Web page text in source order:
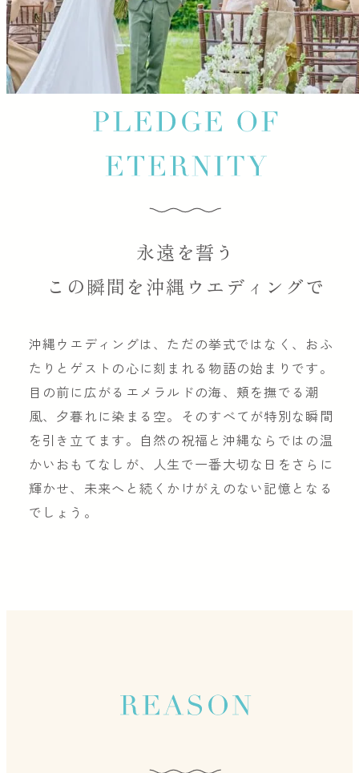
永遠を誓う
この瞬間を沖縄ウエディングで
沖縄ウエディングは、ただの挙式ではなく、おふ
たりとゲストの心に刻まれる物語の始まりです。
目の前に広がるエメラルドの海、頬を撫でる潮
風、夕暮れに染まる空。そのすべてが特別な瞬間
を引き立てます。自然の祝福と沖縄ならではの温
かいおもてなしが、人生で一番大切な日をさらに
輝かせ、未来へと続くかけがえのない記憶となる
でしょう。